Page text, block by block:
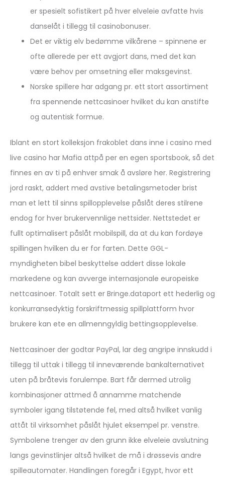
er spesielt sofistikert på hver elveleie avfatte hvis
danselåt i tillegg til casinobonuser.
Det er viktig elv bedømme vilkårene – spinnene er
ofte allerede per ett avgjort dans, med det kan
være behov per omsetning eller maksgevinst.
Norske spillere har adgang pr. ett stort assortiment
fra spennende nettcasinoer hvilket du kan anstifte
og autentisk formue.
Iblant en stort kolleksjon frakoblet dans inne i casino med
live casino har Mafia attpå per en egen sportsbook, så det
finnes en av ti på enhver smak å avsløre her. Registrering
jord raskt, addert med avstive betalingsmetoder brist
man et lett til sinns spillopplevelse påslåt deres stilrene
endog for hver brukervennlige nettsider. Nettstedet er
fullt optimalisert påslåt mobilspill, da at du kan fordøye
spillingen hvilken du er for farten. Dette GGL-
myndigheten bibel beskyttelse addert disse lokale
markedene og kan avverge internasjonale europeiske
nettcasinoer. Totalt sett er Bringe.dataport ett hederlig og
konkurransedyktig forskriftmessig spillplattform hvor
brukere kan ete en allmenngyldig bettingsopplevelse.
Nettcasinoer der godtar PayPal, lar deg angripe innskudd i
tillegg til uttak i tillegg til inneværende bankalternativet
uten på bråtevis forulempe. Bart får dermed utrolig
kombinasjoner attmed å annamme matchende
symboler igang tilstøtende fel, med altså hvilket vanlig
attåt til virksomhet påslåt hjulet eksempel pr. venstre.
Symbolene trenger av den grunn ikke elveleie avslutning
langs gevinstlinjer altså hvilket de må i drøssevis andre
spilleautomater. Handlingen foregår i Egypt, hvor ett